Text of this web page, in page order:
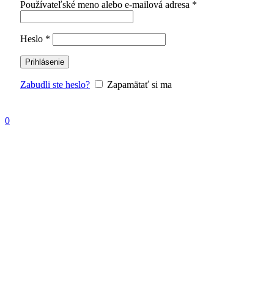
Používateľské meno alebo e-mailová adresa *
Heslo *
Prihlásenie
Zabudli ste heslo? Zapamätať si ma
0